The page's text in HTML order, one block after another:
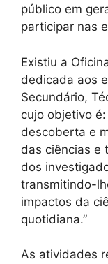
público em
participar nas
Existiu a
dedicada aos
Secundário,
cujo objetivo
descoberta e
das ciências e
dos
transmitindo-
impactos da
quotidiana.”
As atividades